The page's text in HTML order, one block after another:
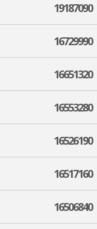
19187090
16729990
16651320
16553280
16526190
16517160
16506840